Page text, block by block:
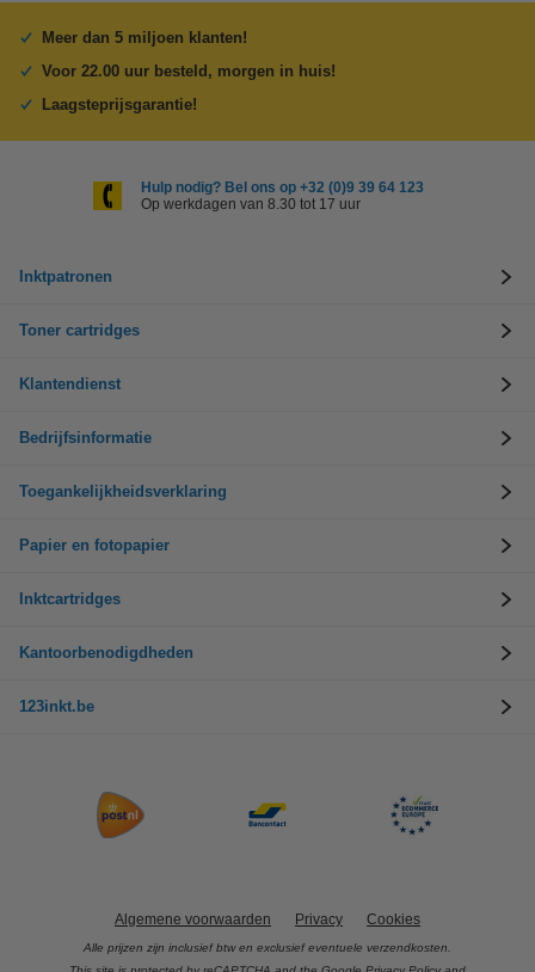
Meer dan 5 miljoen klanten!
Voor 22.00 uur besteld, morgen in huis!
Laagsteprijsgarantie!
Hulp nodig? Bel ons op +32 (0)9 39 64 123
Op werkdagen van 8.30 tot 17 uur
Inktpatronen
Toner cartridges
Klantendienst
Bedrijfsinformatie
Toegankelijkheidsverklaring
Papier en fotopapier
Inktcartridges
Kantoorbenodigdheden
123inkt.be
Algemene voorwaarden Privacy Cookies
Alle prijzen zijn inclusief btw en exclusief eventuele verzendkosten.